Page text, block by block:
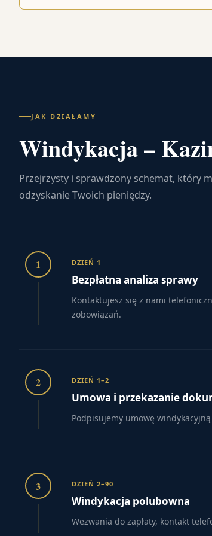
JAK DZIAŁAMY
Windykacja –
Przejrzysty i sprawdzony schemat, który
odzyskanie Twoich pieniędzy.
1 DZIEŃ 1
Bezpłatna analiza sprawy
Kontaktujesz się z nami
zobowiązań.
2 DZIEŃ 1–2
Umowa i przekazanie
Podpisujemy umowę
3 DZIEŃ 2–90
Windykacja polubowna
Wezwania do zapłaty, kontakt